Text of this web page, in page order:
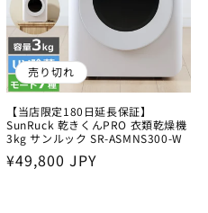
売り切れ
【当店限定180日延長保証】
SunRuck 乾きくんPRO 衣類乾燥機
3kg サンルック SR-ASMNS300-W
通
¥49,800 JPY